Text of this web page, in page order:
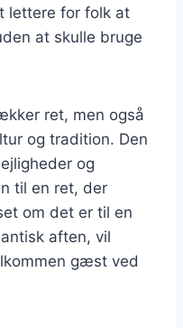
lettere for folk at
at skulle bruge
ret, men også
og tradition. Den
og
til en ret, der
om det er til en
aften, vil
gæst ved